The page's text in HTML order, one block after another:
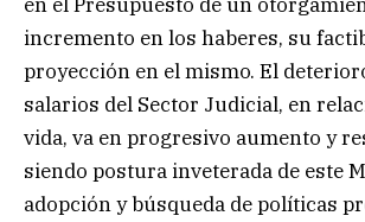
incremento en los haberes, su
proyección en el mismo. El
salarios del Sector Judicial, en
vida, va en progresivo aumento y
siendo postura inveterada de este
adopción y búsqueda de políticas